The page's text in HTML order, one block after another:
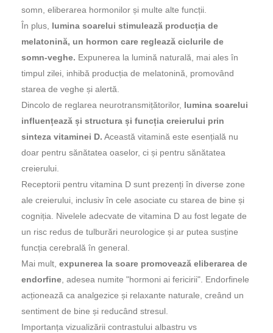
somn, eliberarea hormonilor și multe alte funcții.
În plus, lumina soarelui stimulează producția de
melatonină, un hormon care reglează ciclurile de
somn-veghe. Expunerea la lumină naturală, mai ales în
timpul zilei, inhibă producția de melatonină, promovând
starea de veghe și alertă.
Dincolo de reglarea neurotransmițătorilor, lumina soarelui
influențează și structura și funcția creierului prin
sinteza vitaminei D. Această vitamină este esențială nu
doar pentru sănătatea oaselor, ci și pentru sănătatea
creierului.
Receptorii pentru vitamina D sunt prezenți în diverse zone
ale creierului, inclusiv în cele asociate cu starea de bine și
cogniția. Nivelele adecvate de vitamina D au fost legate de
un risc redus de tulburări neurologice și ar putea susține
funcția cerebrală în general.
Mai mult, expunerea la soare promovează eliberarea de
endorfine , adesea numite "hormoni ai fericirii". Endorfinele
acționează ca analgezice și relaxante naturale, creând un
sentiment de bine și reducând stresul.
Importanța vizualizării contrastului albastru vs